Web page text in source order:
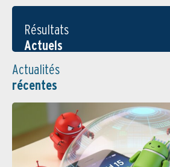
Résultats
Actuels
Actualités
récentes